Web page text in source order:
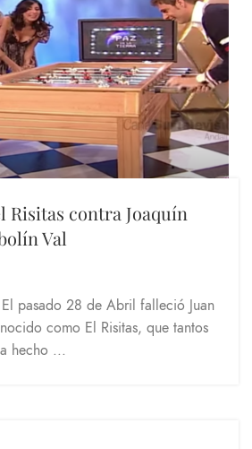
Risitas contra Joaquín
Val
pasado 28 de Abril falleció Juan
como El Risitas, que tantos
hecho ...